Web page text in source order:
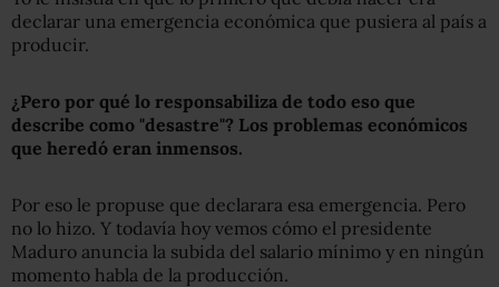
declarar una emergencia económica que pusiera al país a
producir.
¿ Pero por qué lo responsabiliza de todo eso que
describe como "desastre"? Los problemas económicos
que heredó eran inmensos.
Por eso le propuse que declarara esa emergencia. Pero
no lo hizo. Y todavía hoy vemos cómo el presidente
Maduro anuncia la subida del salario mínimo y en ningún
momento habla de la producción.